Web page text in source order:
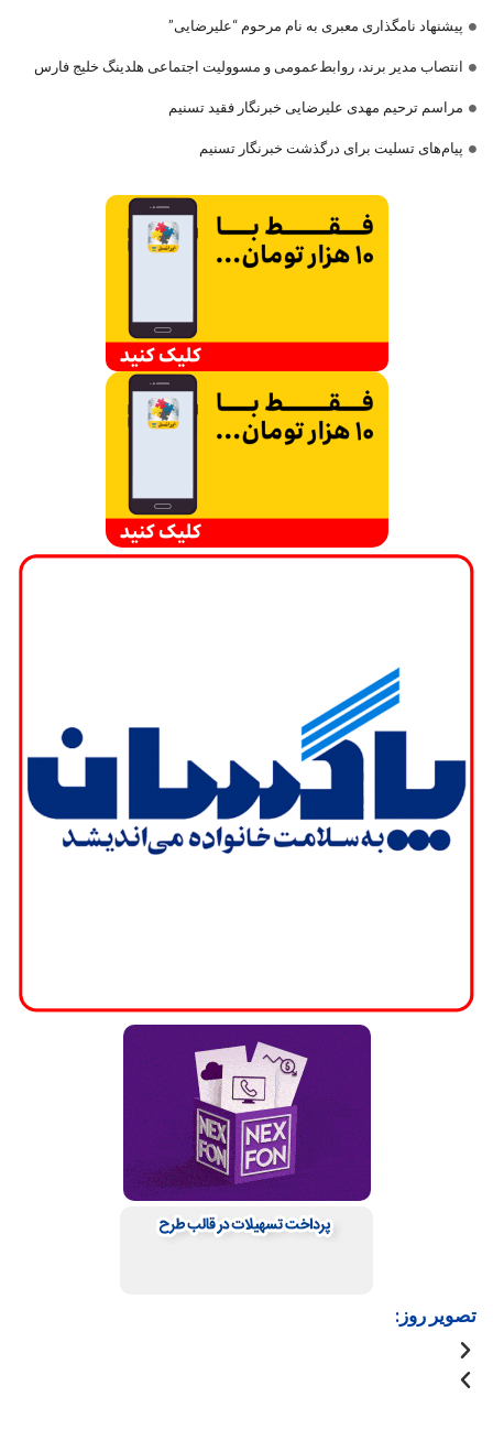
پیشنهاد نامگذاری معبری به نام مرحوم “علیرضایی”
انتصاب مدیر برند، روابط‌عمومی و مسوولیت اجتماعی هلدینگ خلیج فارس
مراسم ترحیم مهدی علیرضایی خبرنگار فقید تسنیم
پیام‌های تسلیت برای درگذشت خبرنگار تسنیم
تصویر روز: